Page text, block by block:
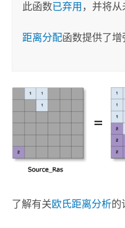
此函数已弃用 ，并将从
距离分配函数提供了增
了解有关欧氏距离分析的